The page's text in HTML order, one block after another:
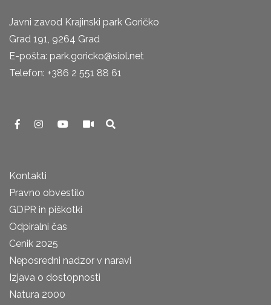
Javni zavod Krajinski park Goričko
Grad 191, 9264 Grad
E-pošta: park.goricko@siol.net
Telefon: +386 2 551 88 61
Kontakti
Pravno obvestilo
GDPR in piškotki
Odpiralni čas
Cenik 2025
Neposredni nadzor v naravi
Izjava o dostopnosti
Natura 2000